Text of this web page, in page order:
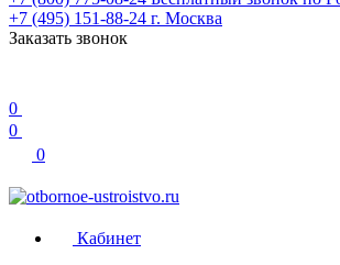
+7 (495) 151-88-24 г. Москва
Заказать звонок
0
0
0
Кабинет